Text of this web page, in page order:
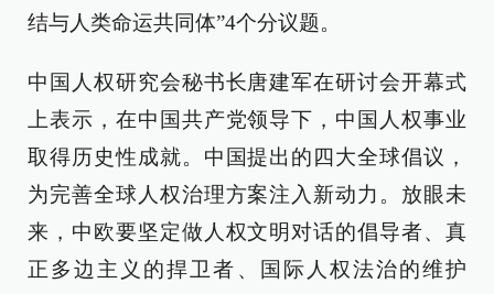
结与人类命运共同体”4个分议题。
中国人权研究会秘书长唐建军在研讨会开幕式
上表示，在中国共产党领导下，中国人权事业
取得历史性成就。中国提出的四大全球倡议，
为完善全球人权治理方案注入新动力。放眼未
来，中欧要坚定做人权文明对话的倡导者、真
正多边主义的捍卫者、国际人权法治的维护